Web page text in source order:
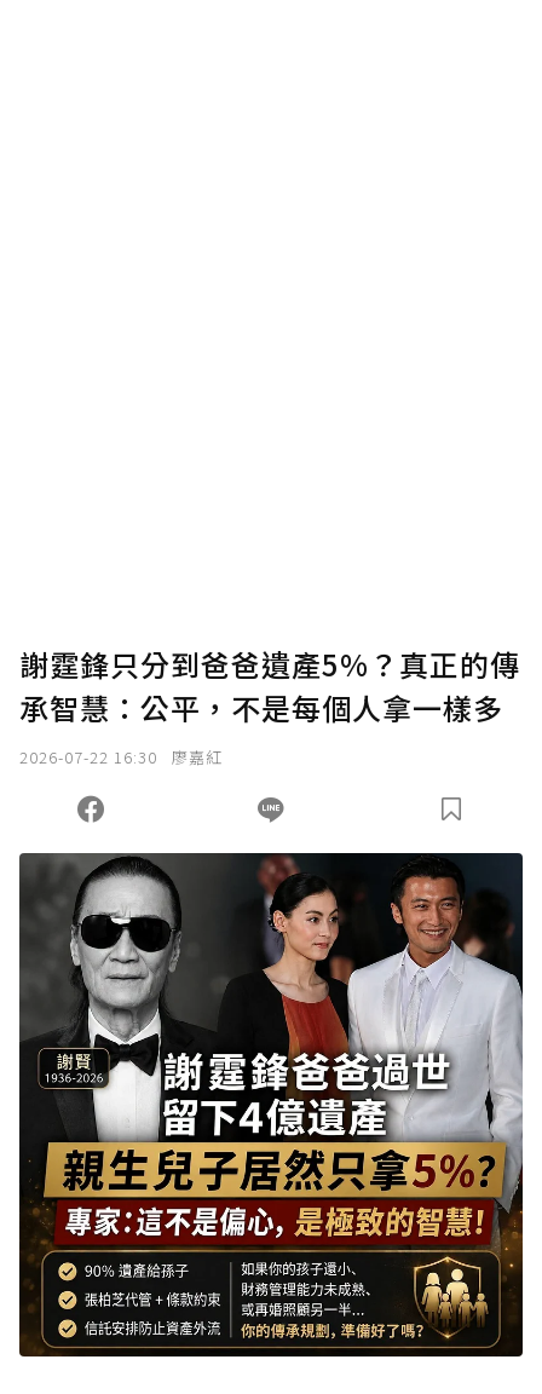
謝霆鋒只分到爸爸遺產5%？真正的傳
承智慧：公平，不是每個人拿一樣多
2026-07-22 16:30 廖嘉紅